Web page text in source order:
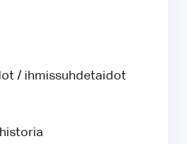
/ ihmissuhdetaidot